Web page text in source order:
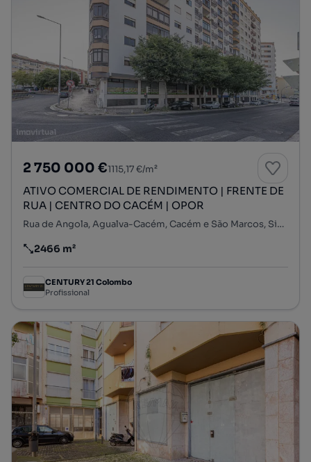
2 750 000 €1115,17 €/m²
ATIVO COMERCIAL DE RENDIMENTO | FRENTE DE
RUA | CENTRO DO CACÉM | OPOR
Rua de Angola, Agualva-Cacém, Cacém e São Marcos, Sintra, Lisboa
Preço por metro quadrado
2466 m²
CENTURY 21 Colombo
Profissional